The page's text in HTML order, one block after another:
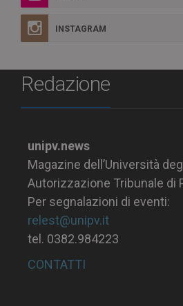
INSTAGRAM
Redazione
unipv.news
Magazine dell’Università
Autorizzazione Tribunale di
Per segnalazioni di eventi:
relest@unipv.it
tel. 0382.984223
CONTATTI